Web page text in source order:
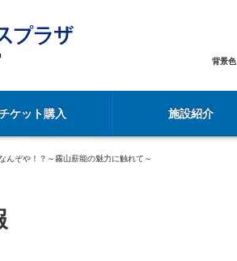
背景色
ケット購入 施設紹介
んぞや！？～霧山薪能の魅力に触れて～